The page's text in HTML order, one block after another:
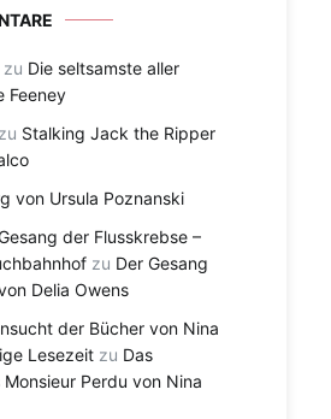
zu Die seltsamste aller
Feeney
zu Stalking Jack the Ripper
von Ursula Poznanski
der Flusskrebse –
zu Der Gesang
Delia Owens
der Bücher von Nina
Lesezeit zu Das
Perdu von Nina